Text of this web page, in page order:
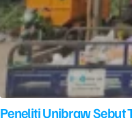
Peneliti Unibraw Sebut